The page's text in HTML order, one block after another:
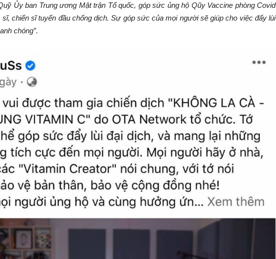
Ủy ban Trung ương Mặt trận Tổ quốc, góp sức ủng hộ Qũy Vaccine phòng Covid
chiến sĩ tuyến đầu chống dịch. Sự góp sức của mọi người sẽ giúp cho việc đẩy lùi
chóng”.